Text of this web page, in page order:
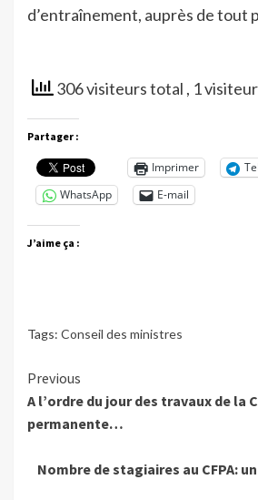
d’entraînement, auprès de tout
306 visiteurs total , 1
Partager :
Imprimer
WhatsApp
E-mail
J’aime ça :
Tags: Conseil des ministres
Continue
Reading
Previous
A l’ordre du jour des travaux de la
permanente…
Nombre de stagiaires au CFPA: